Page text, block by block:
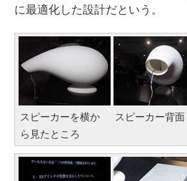
に最適化した設計だという。
スピーカーを横か
ら見たところ
スピーカー背面